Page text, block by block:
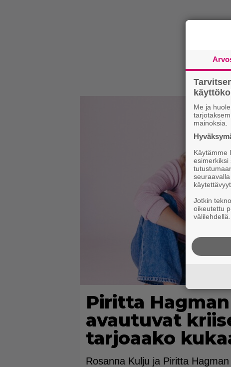
Piritta
avautuvat
tarjoaako
Rosanna Kulju ja Piritta
Me ja
mainoksia.
Käytämme
esimerkiksi
Jotkin
oikeutettu
välilehdellä.